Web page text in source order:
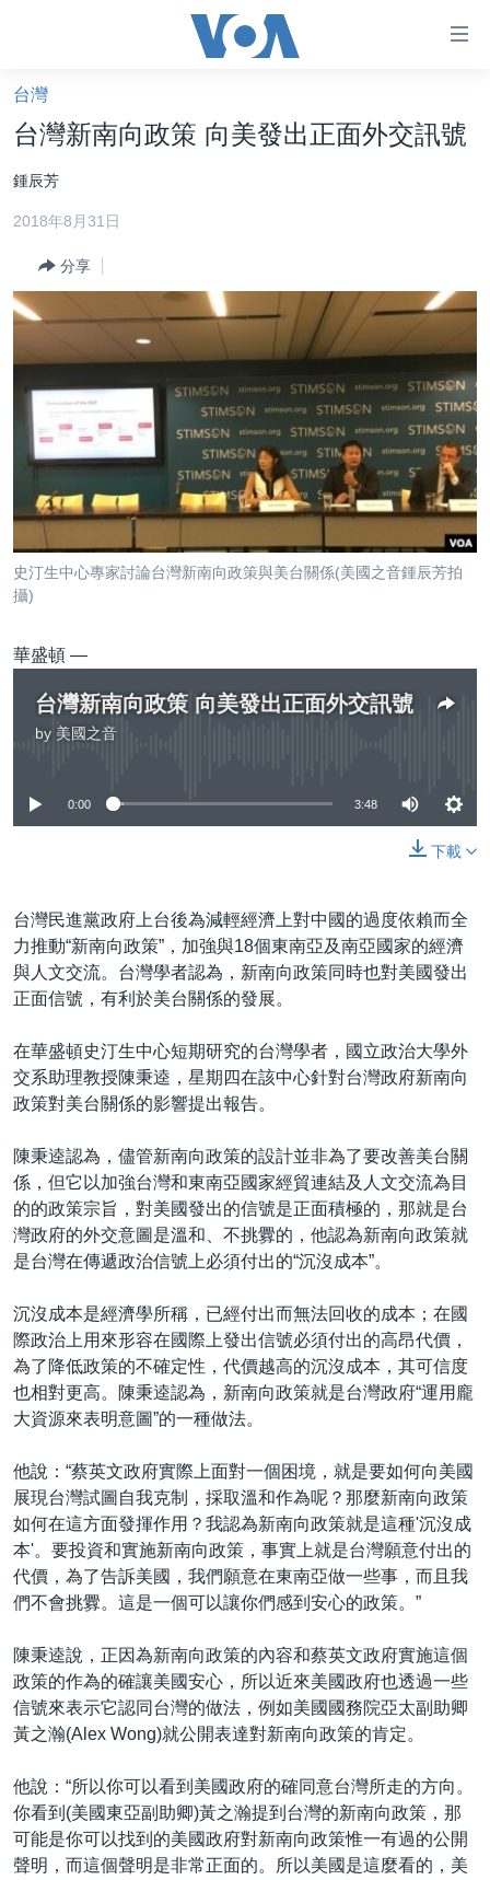
礙
鏈
接
跳
轉
容
跳
到
檢
索
港澳
台灣
美中關係
海外港人
揭謊頻道
美國
中國
國際
經貿
視頻
VOA 60秒 (國際)
美國專訊
視頻存檔
時事經緯
新聞音頻
海外港人
美國透視
關注我們
台灣
台灣新南向政策 向美發出正面外交訊號
鍾辰芳
2018年8月31日
分享
史汀生中心專家討論台灣新南向政策與美台關係(美國之音鍾辰芳拍
攝)
華盛頓 —
台灣新南向政策 向美發出正面外交訊號
by 美國之音
0:00 3:48
下載
台灣民進黨政府上台後為減輕經濟上對中國的過度依賴而全
力推動“新南向政策”，加強與18個東南亞及南亞國家的經濟
與人文交流。台灣學者認為，新南向政策同時也對美國發出
正面信號，有利於美台關係的發展。
在華盛頓史汀生中心短期研究的台灣學者，國立政治大學外
交系助理教授陳秉逵，星期四在該中心針對台灣政府新南向
政策對美台關係的影響提出報告。
陳秉逵認為，儘管新南向政策的設計並非為了要改善美台關
係，但它以加強台灣和東南亞國家經貿連結及人文交流為目
的的政策宗旨，對美國發出的信號是正面積極的，那就是台
灣政府的外交意圖是溫和、不挑釁的，他認為新南向政策就
是台灣在傳遞政治信號上必須付出的“沉沒成本”。
沉沒成本是經濟學所稱，已經付出而無法回收的成本；在國
際政治上用來形容在國際上發出信號必須付出的高昂代價，
為了降低政策的不確定性，代價越高的沉沒成本，其可信度
也相對更高。陳秉逵認為，新南向政策就是台灣政府“運用龐
大資源來表明意圖”的一種做法。
他說：“蔡英文政府實際上面對一個困境，就是要如何向美國
展現台灣試圖自我克制，採取溫和作為呢？那麼新南向政策
如何在這方面發揮作用？我認為新南向政策就是這種'沉沒成
本'。要投資和實施新南向政策，事實上就是台灣願意付出的
代價，為了告訴美國，我們願意在東南亞做一些事，而且我
們不會挑釁。這是一個可以讓你們感到安心的政策。”
陳秉逵說，正因為新南向政策的內容和蔡英文政府實施這個
政策的作為的確讓美國安心，所以近來美國政府也透過一些
信號來表示它認同台灣的做法，例如美國國務院亞太副助卿
黃之瀚(Alex Wong)就公開表達對新南向政策的肯定。
他說：“所以你可以看到美國政府的確同意台灣所走的方向。
你看到(美國東亞副助卿)黃之瀚提到台灣的新南向政策，那
可能是你可以找到的美國政府對新南向政策惟一有過的公開
聲明，而這個聲明是非常正面的。所以美國是這麼看的，美